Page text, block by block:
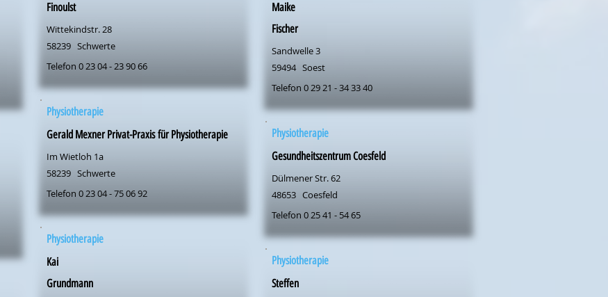
Finoulst
Wittekindstr. 28
58239 Schwerte
Telefon 0 23 04 - 23 90 66
Physiotherapie
Gerald Mexner Privat-Praxis für Physiotherapie
Im Wietloh 1a
58239 Schwerte
Telefon 0 23 04 - 75 06 92
Physiotherapie
Kai
Grundmann
Maike
Fischer
Sandwelle 3
59494 Soest
Telefon 0 29 21 - 34 33 40
Physiotherapie
Gesundheitszentrum Coesfeld
Dülmener Str. 62
48653 Coesfeld
Telefon 0 25 41 - 54 65
Physiotherapie
Steffen